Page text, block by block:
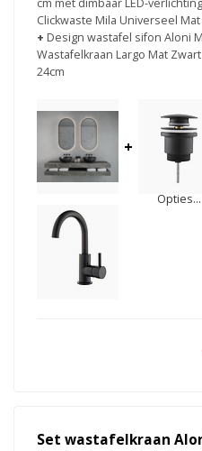
cm met dimbaar LED-
Clickwaste Mila Universeel
+ Design wastafel sifon Aloni
Wastafelkraan Largo Mat
24cm
+
Opties...
Set wastafelkraan